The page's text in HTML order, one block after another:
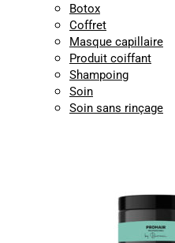
Botox
Coffret
Masque capillaire
Produit coiffant
Shampoing
Soin
Soin sans rinçage